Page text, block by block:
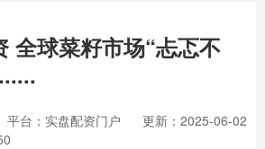
全球菜籽市场“忐忑不
平台：实盘配资门户
更新：2025-06-02